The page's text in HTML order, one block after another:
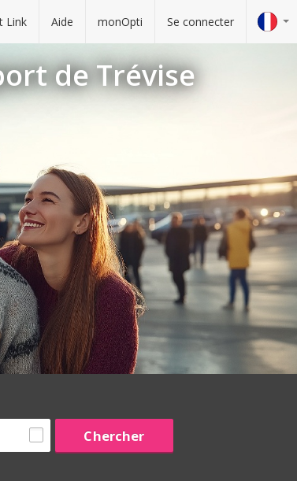
Link Aide monOpti Se connecter
de Trévise